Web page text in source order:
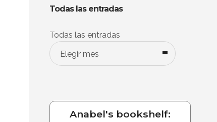
Todas las entradas
Todas las entradas
Elegir mes
Anabel's bookshelf: